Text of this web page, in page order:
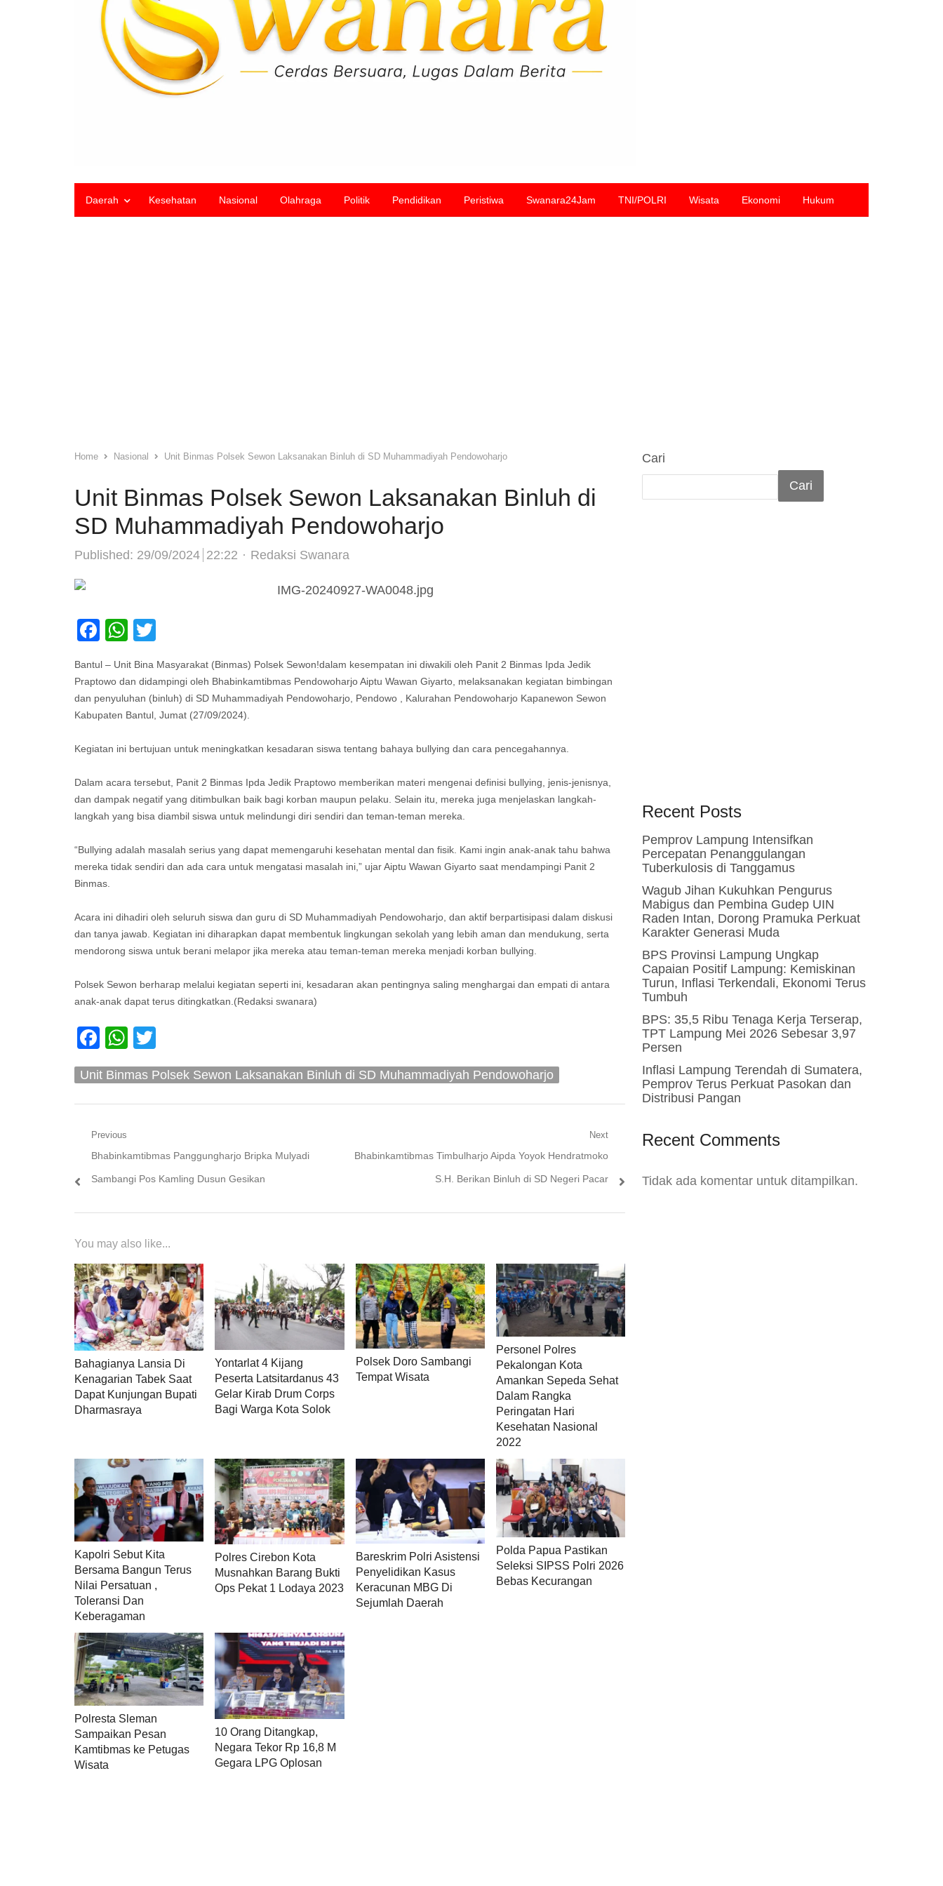
Daerah Kesehatan Nasional Olahraga Politik Pendidikan Peristiwa Swanara24Jam TNI/POLRI Wisata Ekonomi Hukum
Home Nasional Unit Binmas Polsek Sewon Laksanakan Binluh di SD Muhammadiyah Pendowoharjo
Unit Binmas Polsek Sewon Laksanakan Binluh di
SD Muhammadiyah Pendowoharjo
Published: 29/09/2024 22:22 Author
Redaksi Swanara
Facebook
WhatsApp
Bantul – Unit Bina Masyarakat (Binmas) Polsek Sewon!dalam kesempatan ini diwakili oleh Panit 2 Binmas Ipda Jedik
Praptowo dan didampingi oleh Bhabinkamtibmas Pendowoharjo Aiptu Wawan Giyarto, melaksanakan kegiatan bimbingan
dan penyuluhan (binluh) di SD Muhammadiyah Pendowoharjo, Pendowo , Kalurahan Pendowoharjo Kapanewon Sewon
Kabupaten Bantul, Jumat (27/09/2024).
Kegiatan ini bertujuan untuk meningkatkan kesadaran siswa tentang bahaya bullying dan cara pencegahannya.
Dalam acara tersebut, Panit 2 Binmas Ipda Jedik Praptowo memberikan materi mengenai definisi bullying, jenis-jenisnya,
dan dampak negatif yang ditimbulkan baik bagi korban maupun pelaku. Selain itu, mereka juga menjelaskan langkah-
langkah yang bisa diambil siswa untuk melindungi diri sendiri dan teman-teman mereka.
“Bullying adalah masalah serius yang dapat memengaruhi kesehatan mental dan fisik. Kami ingin anak-anak tahu bahwa
mereka tidak sendiri dan ada cara untuk mengatasi masalah ini,” ujar Aiptu Wawan Giyarto saat mendampingi Panit 2
Binmas.
Acara ini dihadiri oleh seluruh siswa dan guru di SD Muhammadiyah Pendowoharjo, dan aktif berpartisipasi dalam diskusi
dan tanya jawab. Kegiatan ini diharapkan dapat membentuk lingkungan sekolah yang lebih aman dan mendukung, serta
mendorong siswa untuk berani melapor jika mereka atau teman-teman mereka menjadi korban bullying.
Polsek Sewon berharap melalui kegiatan seperti ini, kesadaran akan pentingnya saling menghargai dan empati di antara
anak-anak dapat terus ditingkatkan.(Redaksi swanara)
Facebook
WhatsApp
Unit Binmas Polsek Sewon Laksanakan Binluh di SD Muhammadiyah Pendowoharjo
Navigasi
pos
Previous
Previous
post:
Bhabinkamtibmas Panggungharjo Bripka Mulyadi
Sambangi Pos Kamling Dusun Gesikan
Next
Next
Bhabinkamtibmas Timbulharjo Aipda Yoyok Hendratmoko
S.H. Berikan Binluh di SD Negeri Pacar
You may also like...
Bahagianya Lansia Di
Kenagarian Tabek Saat
Dapat Kunjungan Bupati
Dharmasraya
Yontarlat 4 Kijang
Peserta Latsitardanus 43
Gelar Kirab Drum Corps
Bagi Warga Kota Solok
Polsek Doro Sambangi
Tempat Wisata
Personel Polres
Pekalongan Kota
Amankan Sepeda Sehat
Dalam Rangka
Peringatan Hari
Kesehatan Nasional
2022
Kapolri Sebut Kita
Bersama Bangun Terus
Nilai Persatuan ,
Toleransi Dan
Keberagaman
Polres Cirebon Kota
Musnahkan Barang Bukti
Ops Pekat 1 Lodaya 2023
Bareskrim Polri Asistensi
Penyelidikan Kasus
Keracunan MBG Di
Sejumlah Daerah
Polda Papua Pastikan
Seleksi SIPSS Polri 2026
Bebas Kecurangan
Polresta Sleman
Sampaikan Pesan
Kamtibmas ke Petugas
Wisata
10 Orang Ditangkap,
Negara Tekor Rp 16,8 M
Gegara LPG Oplosan
Cari
Cari
Recent Posts
Pemprov Lampung Intensifkan
Percepatan Penanggulangan
Tuberkulosis di Tanggamus
Wagub Jihan Kukuhkan Pengurus
Mabigus dan Pembina Gudep UIN
Raden Intan, Dorong Pramuka Perkuat
Karakter Generasi Muda
BPS Provinsi Lampung Ungkap
Capaian Positif Lampung: Kemiskinan
Turun, Inflasi Terkendali, Ekonomi Terus
Tumbuh
BPS: 35,5 Ribu Tenaga Kerja Terserap,
TPT Lampung Mei 2026 Sebesar 3,97
Persen
Inflasi Lampung Terendah di Sumatera,
Pemprov Terus Perkuat Pasokan dan
Distribusi Pangan
Recent Comments
Tidak ada komentar untuk ditampilkan.